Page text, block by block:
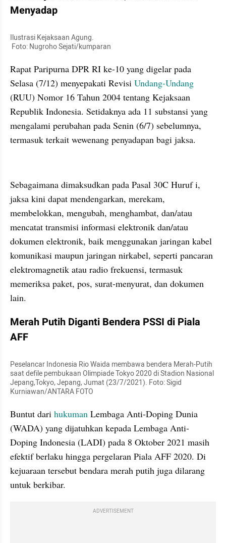
Menyadap
Ilustrasi Kejaksaan Agung.
Foto: Nugroho Sejati/kumparan
Rapat Paripurna DPR RI ke-10 yang digelar pada
Selasa (7/12) menyepakati Revisi Undang-Undang
(RUU) Nomor 16 Tahun 2004 tentang Kejaksaan
Republik Indonesia. Setidaknya ada 11 substansi yang
mengalami perubahan pada Senin (6/7) sebelumnya,
termasuk terkait wewenang penyadapan bagi jaksa.
Sebagaimana dimaksudkan pada Pasal 30C Huruf i,
jaksa kini dapat mendengarkan, merekam,
membelokkan, mengubah, menghambat, dan/atau
mencatat transmisi informasi elektronik dan/atau
dokumen elektronik, baik menggunakan jaringan kabel
komunikasi maupun jaringan nirkabel, seperti pancaran
elektromagnetik atau radio frekuensi, termasuk
memeriksa paket, pos, surat-menyurat, dan dokumen
lain.
Merah Putih Diganti Bendera PSSI di Piala
AFF
Peselancar Indonesia Rio Waida membawa bendera Merah-Putih
saat defile pembukaan Olimpiade Tokyo 2020 di Stadion Nasional
Jepang,Tokyo, Jepang, Jumat (23/7/2021). Foto: Sigid
Kurniawan/ANTARA FOTO
Buntut dari hukuman Lembaga Anti-Doping Dunia
(WADA) yang dijatuhkan kepada Lembaga Anti-
Doping Indonesia (LADI) pada 8 Oktober 2021 masih
efektif berlaku hingga pergelaran Piala AFF 2020. Di
kejuaraan tersebut bendara merah putih juga dilarang
untuk berkibar.
ADVERTISEMENT